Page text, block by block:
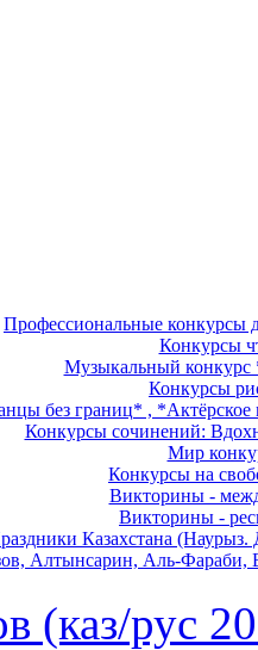
Профессиональные конкурсы
Конкурсы
Музыкальный конкурс
Конкурсы
без границ* , *Актёрское
Конкурсы сочинений:
Мир
Конкурсы на
Викторины -
Викторины -
Казахстана (Наурыз.
Алтынсарин, Аль-Фараби,
(каз/рус